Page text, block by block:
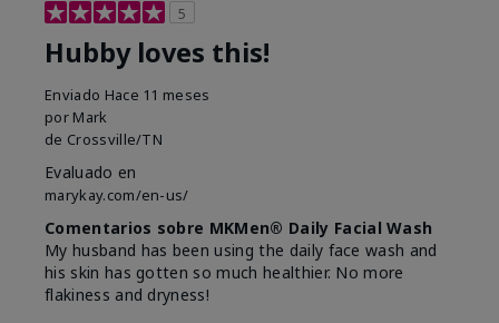
5
Hubby loves this!
Enviado Hace 11 meses
por Mark
de Crossville/TN
Evaluado en
marykay.com/en-us/
Comentarios sobre MKMen® Daily Facial Wash
My husband has been using the daily face wash and
his skin has gotten so much healthier. No more
flakiness and dryness!